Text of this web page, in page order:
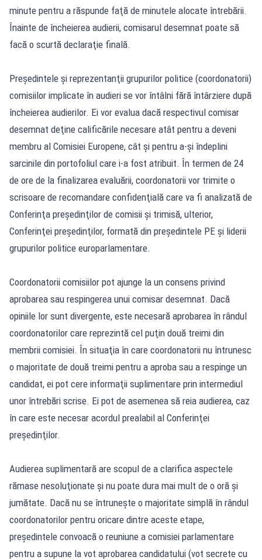
minute pentru a răspunde faţă de minutele alocate întrebării.
Înainte de încheierea audierii, comisarul desemnat poate să
facă o scurtă declaraţie finală.
Preşedintele şi reprezentanţii grupurilor politice (coordonatorii)
comisiilor implicate în audieri se vor întâlni fără întârziere după
încheierea audierilor. Ei vor evalua dacă respectivul comisar
desemnat deţine calificările necesare atât pentru a deveni
membru al Comisiei Europene, cât şi pentru a-şi îndeplini
sarcinile din portofoliul care i-a fost atribuit. În termen de 24
de ore de la finalizarea evaluării, coordonatorii vor trimite o
scrisoare de recomandare confidenţială care va fi analizată de
Conferinţa preşedinţilor de comisii şi trimisă, ulterior,
Conferinţei preşedinţilor, formată din preşedintele PE şi liderii
grupurilor politice europarlamentare.
Coordonatorii comisiilor pot ajunge la un consens privind
aprobarea sau respingerea unui comisar desemnat. Dacă
opiniile lor sunt divergente, este necesară aprobarea în rândul
coordonatorilor care reprezintă cel puţin două treimi din
membrii comisiei. În situaţia în care coordonatorii nu întrunesc
o majoritate de două treimi pentru a aproba sau a respinge un
candidat, ei pot cere informaţii suplimentare prin intermediul
unor întrebări scrise. Ei pot de asemenea să reia audierea, caz
în care este necesar acordul prealabil al Conferinţei
preşedinţilor.
Audierea suplimentară are scopul de a clarifica aspectele
rămase nesoluţionate şi nu poate dura mai mult de o oră şi
jumătate. Dacă nu se întruneşte o majoritate simplă în rândul
coordonatorilor pentru oricare dintre aceste etape,
preşedintele convoacă o reuniune a comisiei parlamentare
pentru a supune la vot aprobarea candidatului (vot secrete cu